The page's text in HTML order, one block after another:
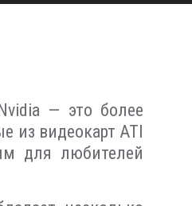
— это более
из видеокарт ATI
для любителей